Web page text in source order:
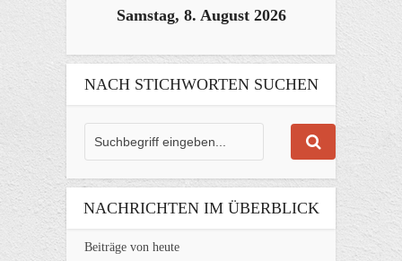
Samstag, 8. August 2026
NACH STICHWORTEN SUCHEN
NACHRICHTEN IM ÜBERBLICK
Beiträge von heute